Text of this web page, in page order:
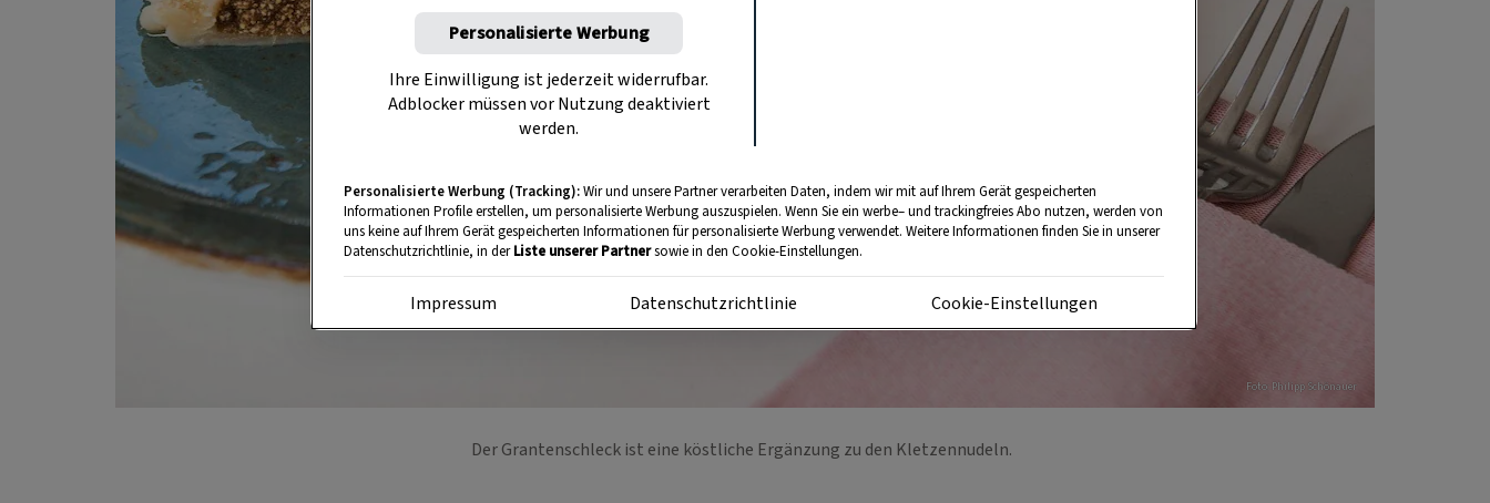
Foto: Philipp Schönauer
Der Grantenschleck ist eine köstliche Ergänzung zu den Kletzennudeln.
Personalisierte Werbung
Ihre Einwilligung ist jederzeit widerrufbar.
Adblocker müssen vor Nutzung deaktiviert
werden.
Personalisierte Werbung (Tracking):Wir und unsere Partner verarbeiten Daten, indem wir mit auf Ihrem Gerät gespeicherten
Informationen Profile erstellen, um personalisierte Werbung auszuspielen. Wenn Sie ein werbe– und trackingfreies Abo nutzen, werden von
uns keine auf Ihrem Gerät gespeicherten Informationen für personalisierte Werbung verwendet. Weitere Informationen finden Sie in unserer
Datenschutzrichtlinie, in derListe unserer Partnersowie in den Cookie-Einstellungen.
Impressum Datenschutzrichtlinie Cookie-Einstellungen